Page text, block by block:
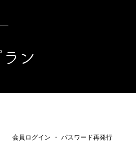
会員ログイン ・ パスワード再発行